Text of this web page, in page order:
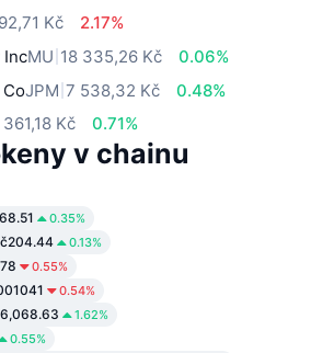
Kč
2.17%
IncMU 18 335,26 Kč
0.06%
JPM 7 538,32 Kč
0.48%
361,18 Kč 0.71%
v chainu
0.35%
0.13%
0.55%
0.54%
1.62%
0.55%